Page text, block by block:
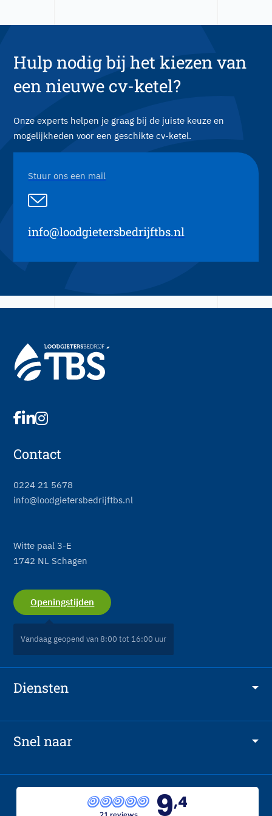
Hulp nodig bij het kiezen van
een nieuwe cv-ketel?
Onze experts helpen je graag bij de juiste keuze en
mogelijkheden voor een geschikte cv-ketel.
Stuur ons een mail
info@loodgietersbedrijftbs.nl
Contact
0224 21 5678
info@loodgietersbedrijftbs.nl
Witte paal 3-E
1742 NL Schagen
Openingstijden
Vandaag geopend van 8:00 tot 16:00 uur
Diensten
Luchtbehandeling
Warmtepomp
Snel naar
Alle realisaties
Vacatures
9,4